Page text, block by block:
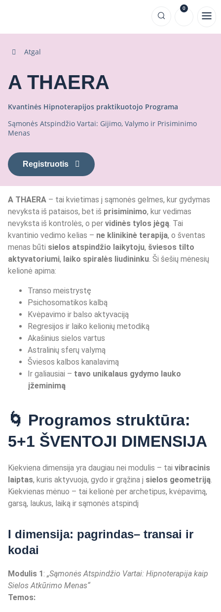
0
Atgal
A THAERA
Kvantinės Hipnoterapijos praktikuotojo Programa
Sąmonės Atspindžio Vartai: Gijimo, Valymo ir Prisiminimo
Menas
Registruotis
A THAERA – tai kvietimas į sąmonės gelmes, kur gydymas
nevyksta iš pataisos, bet iš prisiminimo, kur vedimas
nevyksta iš kontrolės, o per vidinės tylos jėgą . Tai
kvantinio vedimo kelias – ne klinikinė terapija, o šventas
menas būti sielos atspindžio laikytoju, šviesos tilto
aktyvatoriumi, laiko spiralės liudininku . Ši šešių mėnesių
kelionė apima:
Transo meistrystę
Psichosomatikos kalbą
Kvėpavimo ir balso aktyvaciją
Regresijos ir laiko kelionių metodiką
Akašinius sielos vartus
Astralinių sferų valymą
Šviesos kalbos kanalavimą
Ir galiausiai – tavo unikalaus gydymo lauko
įžeminimą
🌀 Programos struktūra:
5+1 ŠVENTOJI DIMENSIJA
Kiekviena dimensija yra daugiau nei modulis – tai vibracinis
laiptas, kuris aktyvuoja, gydo ir grąžina į sielos geometriją
Kiekvienas mėnuo – tai kelionė per archetipus, kvėpavimą,
garsą, laukus, laiką ir sąmonės atspindį
I dimensija: pagrindas– transai ir
kodai
Modulis 1: „Sąmonės Atspindžio Vartai: Hipnoterapija kaip
Sielos Atkūrimo Menas“
Temos: